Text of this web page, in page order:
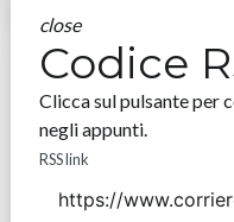
close
Codice
Clicca sul pulsante per
negli appunti.
RSS link